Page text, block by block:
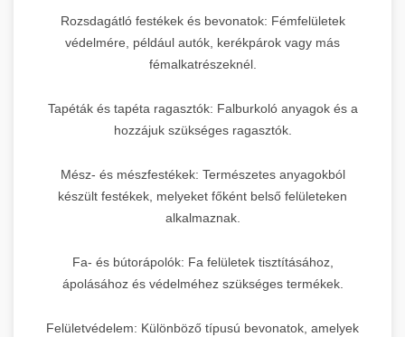
Rozsdagátló festékek és bevonatok: Fémfelületek
védelmére, például autók, kerékpárok vagy más
fémalkatrészeknél.
Tapéták és tapéta ragasztók: Falburkoló anyagok és a
hozzájuk szükséges ragasztók.
Mész- és mészfestékek: Természetes anyagokból
készült festékek, melyeket főként belső felületeken
alkalmaznak.
Fa- és bútorápolók: Fa felületek tisztításához,
ápolásához és védelméhez szükséges termékek.
Felületvédelem: Különböző típusú bevonatok, amelyek